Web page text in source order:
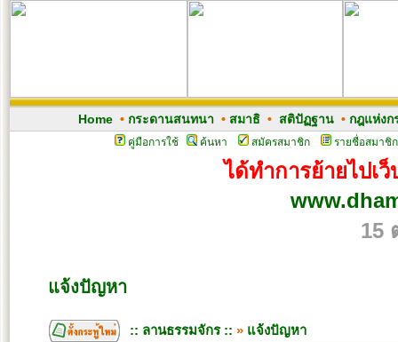
Home• กระดานสนทนา • สมาธิ• สติปัฏฐาน• กฎแห่งก
คู่มือการใช้ ค้นหา สมัครสมาชิก รายชื่อสมาชิก
ได้ทำการย้ายไปเ
15
แจ้งปัญหา
:: ลานธรรมจักร :: » แจ้งปัญหา